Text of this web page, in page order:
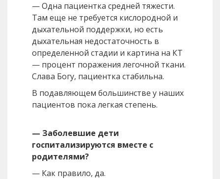
— Одна пациентка средней тяжести.
Там еще не требуется кислородной и
дыхательной поддержки, но есть
дыхательная недостаточность в
определенной стадии и картина на КТ
— процент поражения легочной ткани.
Слава Богу, пациентка стабильна.
В подавляющем большинстве у наших
пациентов пока легкая степень.
— Заболевшие дети
госпитализируются вместе с
родителями?
— Как правило, да.